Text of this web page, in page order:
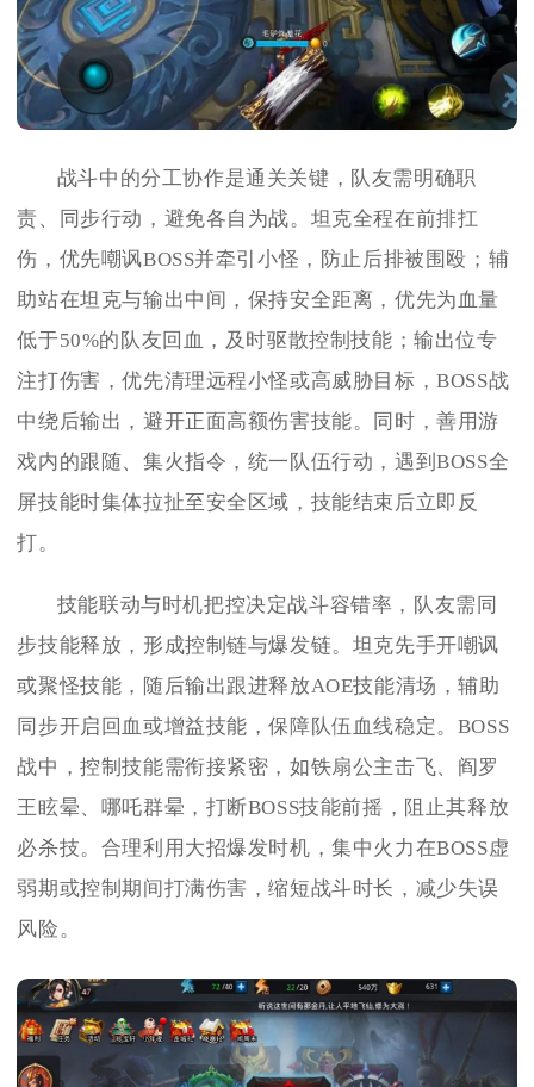
战斗中的分工协作是通关关键，队友需明确职
责、同步行动，避免各自为战。坦克全程在前排扛
伤，优先嘲讽BOSS并牵引小怪，防止后排被围殴；辅
助站在坦克与输出中间，保持安全距离，优先为血量
低于50%的队友回血，及时驱散控制技能；输出位专
注打伤害，优先清理远程小怪或高威胁目标，BOSS战
中绕后输出，避开正面高额伤害技能。同时，善用游
戏内的跟随、集火指令，统一队伍行动，遇到BOSS全
屏技能时集体拉扯至安全区域，技能结束后立即反
打。
技能联动与时机把控决定战斗容错率，队友需同
步技能释放，形成控制链与爆发链。坦克先手开嘲讽
或聚怪技能，随后输出跟进释放AOE技能清场，辅助
同步开启回血或增益技能，保障队伍血线稳定。BOSS
战中，控制技能需衔接紧密，如铁扇公主击飞、阎罗
王眩晕、哪吒群晕，打断BOSS技能前摇，阻止其释放
必杀技。合理利用大招爆发时机，集中火力在BOSS虚
弱期或控制期间打满伤害，缩短战斗时长，减少失误
风险。